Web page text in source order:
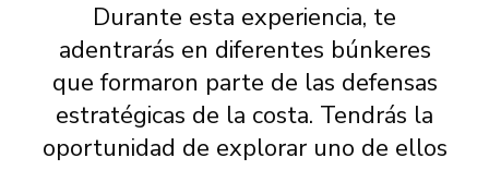
Durante esta experiencia, te
adentrarás en diferentes búnkeres
que formaron parte de las defensas
estratégicas de la costa. Tendrás la
oportunidad de explorar uno de ellos